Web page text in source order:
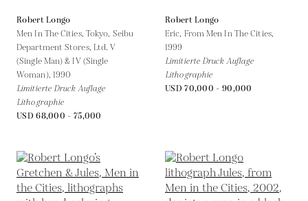
Robert Longo
Men In The Cities, Tokyo, Seibu
Department Stores, Ltd. V
(Single Man) & IV (Single
Woman), 1990
Limitierte Druck Auflage
Lithographie
USD 68,000 - 75,000
Robert Longo
Eric, From Men In The Cities,
1999
Limitierte Druck Auflage
Lithographie
USD 70,000 - 90,000